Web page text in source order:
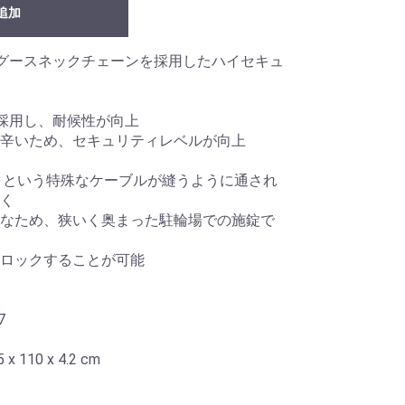
加
ースネックチェーンを採用したハイセキュ
用し、耐候性が向上
いため、セキュリティレベルが向上
いう特殊なケーブルが縫うように通され
ため、狭いく奥まった駐輪場での施錠で
ックすることが可能
x 110 x 4.2 cm